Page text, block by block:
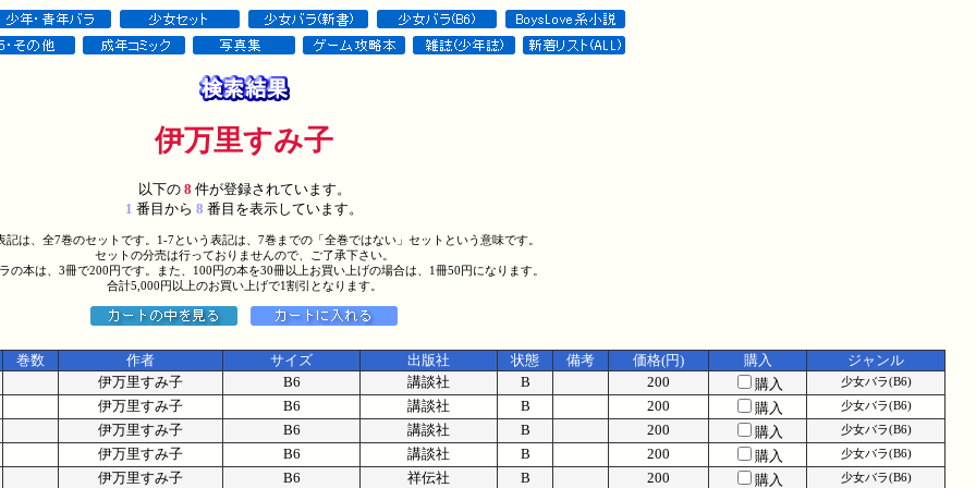
伊万里すみ子
以下の8 件が登録されています。
1 番目から 8 番目を表示しています。
記は、全7巻のセットです。1-7という表記は、7巻までの「全巻ではない」セットという意味です。
セットの分売は行っておりませんので、ご了承下さい。
の本は、3冊で200円です。また、100円の本を30冊以上お買い上げの場合は、1冊50円になります。
合計5,000円以上のお買い上げで1割引となります。
巻数 作者 サイズ 出版社 状態 備考 価格(円) 購入
ジャンル
伊万里すみ子
B6 講談社 B 200 購入 少女バラ(B6)
伊万里すみ子 B6 講談社 B 200 購入 少女バラ(B6)
伊万里すみ子 B6 講談社 B 200 購入 少女バラ(B6)
伊万里すみ子 B6 講談社 B 200 購入 少女バラ(B6)
伊万里すみ子 B6 祥伝社 B 200 購入 少女バラ(B6)